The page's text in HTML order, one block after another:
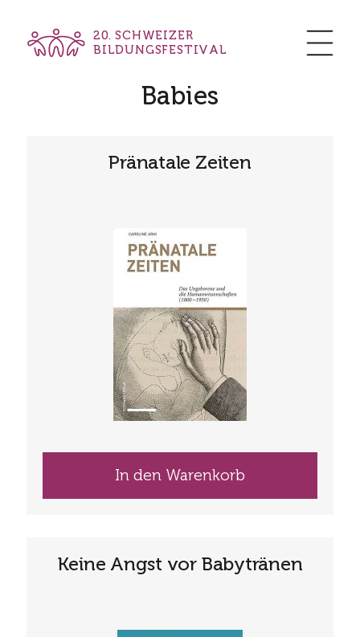
20. SCHWEIZER
BILDUNGSFESTIVAL
Babies
Pränatale Zeiten
In den Warenkorb
Keine Angst vor Babytränen